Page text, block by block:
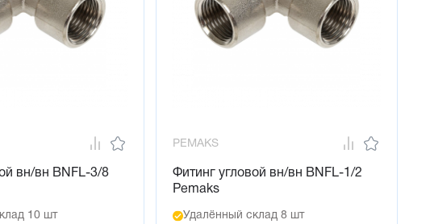
вн/вн BNFL-3/8
10 шт
PEMAKS
Фитинг угловой вн/вн BNFL-1/2
Pemaks
Удалённый склад 8 шт